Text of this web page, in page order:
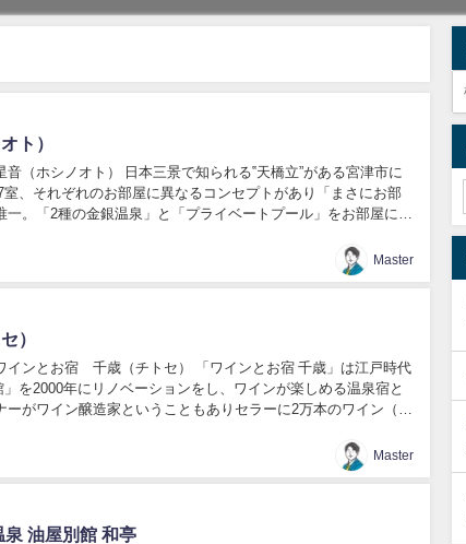
ト）
ホシノオト） 日本三景で知られる‟天橋立”がある宮津市に
、それぞれのお部屋に異なるコンセプトがあり「まさにお部
。「2種の金銀温泉」と「プライベートプール」をお部屋にい
Master
）
ンとお宿 千歳（チトセ） 「ワインとお宿 千歳」は江戸時代
を2000年にリノベーションをし、ワインが楽しめる温泉宿と
がワイン醸造家ということもありセラーに2万本のワイン（特
Master
油屋別館 和亭